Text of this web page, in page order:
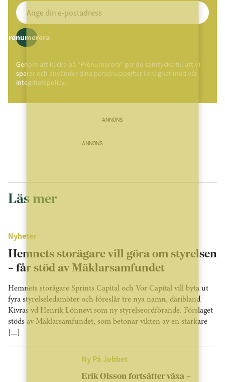
Prenumerera
Genom att klicka på "Prenumerera" ger du samtycke till att vi
sparar och använder dina personuppgifter i enlighet med vår
integritetspolicy.
ANNONS
ANNONS
Läs mer
Nyheter
Hemnets storägare vill göra om styrelsen
– får stöd av Mäklarsamfundet
Hemnets storägare Sprints Capital och Vor Capital vill byta ut
fyra styrelseledamöter och föreslår tre nya namn, däribland
Kivras vd Henrik Lönnevi som ny styrelseordförande. Förslaget
stöds av Mäklarsamfundet, som betonar vikten av en starkare
[...]
Ny På Jobbet
Erik Olsson fortsätter växa –